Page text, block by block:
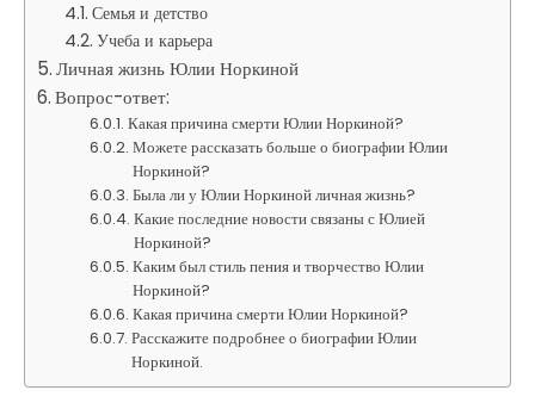
Семья и детство
Учеба и карьера
Личная жизнь Юлии Норкиной
Вопрос-ответ:
Какая причина смерти Юлии Норкиной?
Можете рассказать больше о биографии Юлии
Норкиной?
Была ли у Юлии Норкиной личная жизнь?
Какие последние новости связаны с Юлией
Норкиной?
Каким был стиль пения и творчество Юлии
Норкиной?
Какая причина смерти Юлии Норкиной?
Расскажите подробнее о биографии Юлии
Норкиной.